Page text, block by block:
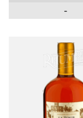
-